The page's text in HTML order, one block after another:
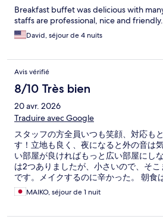
Breakfast buffet was delicious with
staffs are professional, nice and friendly.
David, séjour de 4 nuits
Avis vérifié
8/10 Très bien
20 avr. 2026
Traduire avec Google
スタッフの方全員いつも笑顔、対応も
す！立地も良く、夜になると外の音は
い部屋が良ければもっと広い部屋にし
は2つありましたが、小さいので、そ
です。メイクするのに辛かった。 朝食
すが、必要なものは全てありますし、
です。
MAIKO, séjour de 1 nuit